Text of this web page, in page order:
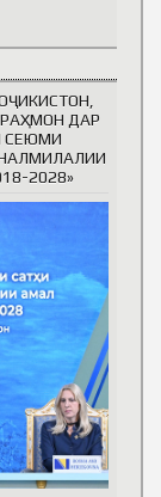
ДАР
СЕЮМИ
2028»